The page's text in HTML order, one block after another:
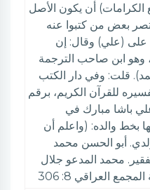
أن يكون الأصل
بعض من كتبوا عنه
(علي) وقال: إن
وهو ابن صاحب الترجمة
قلت: وفي دار الكتب
للقرآن الكريم، برقم
علي باشا مبارك في
بخط والده: (واعلم أن
أبو الحسن محمد
محمد المدعو جلال
العراقي 8: 306